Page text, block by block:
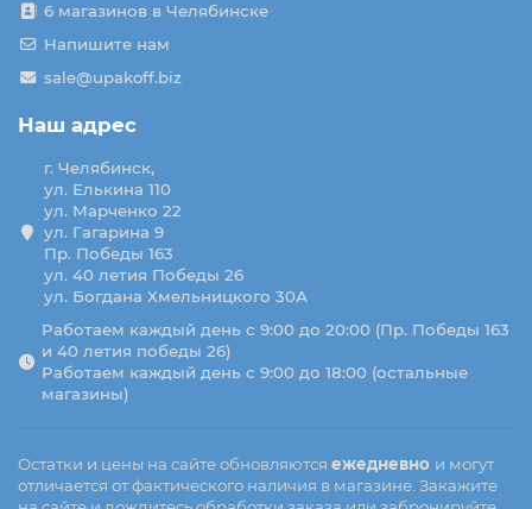
6 магазинов в Челябинске
Напишите нам
sale@upakoff.biz
Наш адрес
г. Челябинск,
ул. Елькина 110
ул. Марченко 22
ул. Гагарина 9
Пр. Победы 163
ул. 40 летия Победы 26
ул. Богдана Хмельницкого 30А
Работаем каждый день с 9:00 до 20:00 (Пр. Победы 163
и 40 летия победы 26)
Работаем каждый день с 9:00 до 18:00 (остальные
магазины)
Остатки и цены на сайте обновляются ежедневно и могут
отличается от фактического наличия в магазине. Закажите